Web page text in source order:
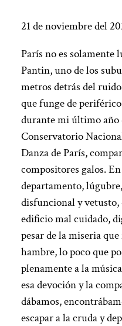
21 de noviembre del
París no es solamente
Pantin, uno de los
metros detrás del
que funge de
durante mi último año
Conservatorio
Danza de París,
compositores galos.
departamento,
disfuncional y vetusto,
edificio mal cuidado,
pesar de la miseria
hambre, lo poco que
plenamente a la
esa devoción y la
dábamos,
escapar a la cruda y